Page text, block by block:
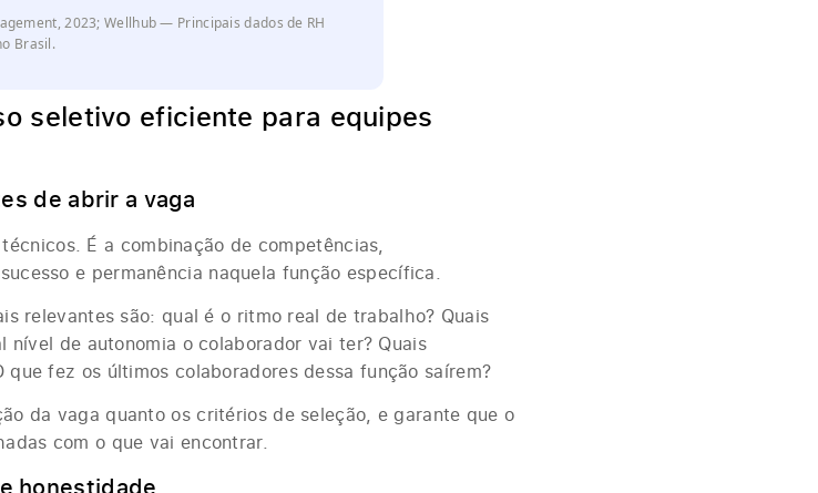
2023; Wellhub — Principais dados de RH
Brasil.
seletivo eficiente para equipes
de abrir a vaga
É a combinação de competências,
e permanência naquela função específica.
relevantes são: qual é o ritmo real de trabalho? Quais
nível de autonomia o colaborador vai ter? Quais
fez os últimos colaboradores dessa função saírem?
da vaga quanto os critérios de seleção, e garante que o
com o que vai encontrar.
honestidade